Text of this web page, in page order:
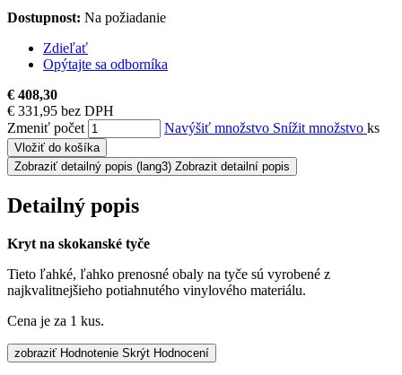
Dostupnost: Na požiadanie
Zdieľať
Opýtajte sa odborníka
€ 408,30
€ 331,95 bez DPH
Zmeniť počet
Navýšiť množstvo Snížit množstvo ks
Vložiť do košíka
Zobraziť detailný popis (lang3) Zobrazit detailní popis
Detailný popis
Kryt na skokanské tyče
Tieto ľahké, ľahko prenosné obaly na tyče sú vyrobené z
najkvalitnejšieho potiahnutého vinylového materiálu.
Cena je za 1 kus.
zobraziť Hodnotenie Skrýt Hodnocení